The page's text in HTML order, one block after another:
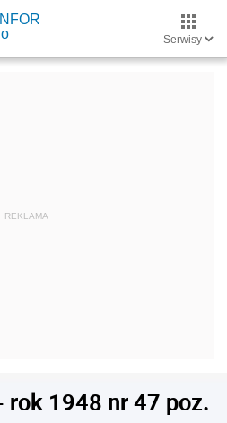
Serwisy
1948 nr 47 poz.